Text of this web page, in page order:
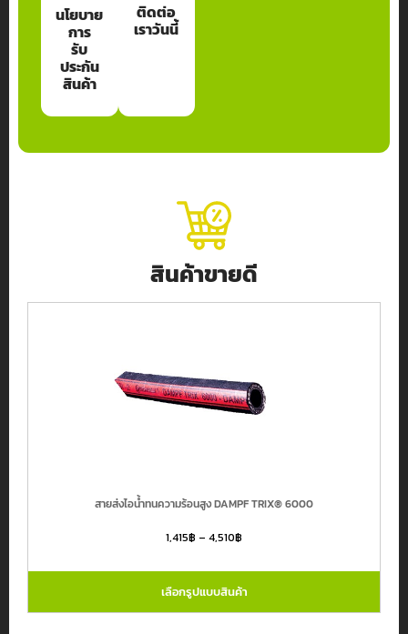
นโยบาย
การ
รับ
ประกัน
สินค้า
ติดต่อ
เราวันนี้
สินค้าขายดี
สายส่งไอน้ำทนความร้อนสูง DAMPF TRIX® 6000
1,415฿ – 4,510฿
เลือกรูปแบบสินค้า